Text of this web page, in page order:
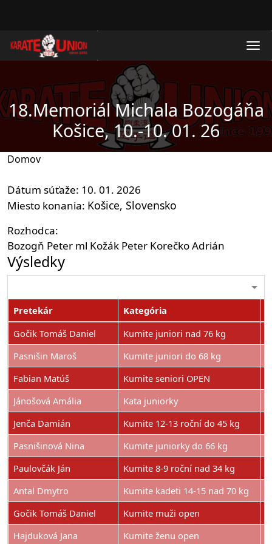
18.Memoriál Michala Bozogáňa
Košice, 10.-10. 01. 26
Domov
Dátum súťaže 10. 01. 2026
Miesto konania Košice Slovensko
Rozhodca
Bozogň Peter ml Kožák Peter Korečko Adrián
Výsledky
Pretekár Kategória
Gočik Tomáš Daniel
Kumite juniori nad 76 kg
Pasnišin Maroš
Kumite juniori do 68 kg
Fabian Matúš
Kumite seniori OPEN
Jánošová Amália
Kata juniorky
Jenča Damián
Kumite 12-13 roční do 45 kg
Pasnišinová Nina
Kumite juniorky do 66 kg
Paulovčák Ján
Kumite 8-9 roční nad 34 kg
Antal Dmytro
Kumite kadeti 14-15 nad 70 kg
Gočik Tomáš Daniel
Kumite muži open
Hajduková Jana
Kumite ženu open